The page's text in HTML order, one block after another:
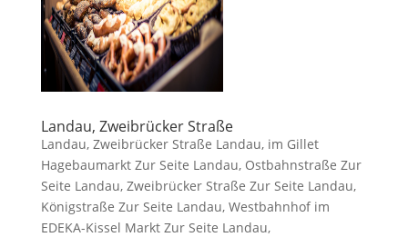
Landau, Zweibrücker Straße
Landau, Zweibrücker Straße Landau, im Gillet
Hagebaumarkt Zur Seite Landau, Ostbahnstraße Zur
Seite Landau, Zweibrücker Straße Zur Seite Landau,
Königstraße Zur Seite Landau, Westbahnhof im
EDEKA-Kissel Markt Zur Seite Landau,